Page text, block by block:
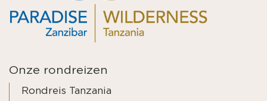
Onze rondreizen
Rondreis Tanzania